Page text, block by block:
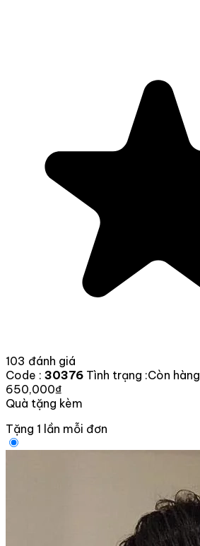
103 đánh giá
Code : 30376 Tình trạng :Còn hàng
650,000₫
Quà tặng kèm
Tặng 1 lần mỗi đơn